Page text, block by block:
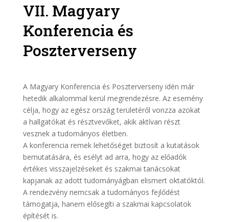
VII. Magyary
Konferencia és
Poszterverseny
A Magyary Konferencia és Poszterverseny idén már
hetedik alkalommal kerül megrendezésre. Az esemény
célja, hogy az egész ország területéről vonzza azokat
a hallgatókat és résztvevőket, akik aktívan részt
vesznek a tudományos életben.
A konferencia remek lehetőséget biztosít a kutatások
bemutatására, és esélyt ad arra, hogy az előadók
értékes visszajelzéseket és szakmai tanácsokat
kapjanak az adott tudományágban elismert oktatóktól.
A rendezvény nemcsak a tudományos fejlődést
támogatja, hanem elősegíti a szakmai kapcsolatok
építését is.